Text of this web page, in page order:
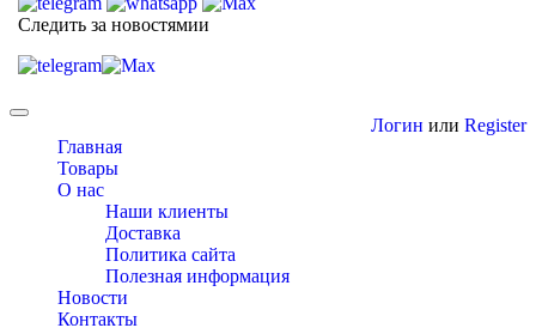
Следить за новостямии
Toggle
navigationГлавная
Товары
О нас
Наши клиенты
Доставка
Политика сайта
Полезная информация
Новости
Контакты
Логин или Register